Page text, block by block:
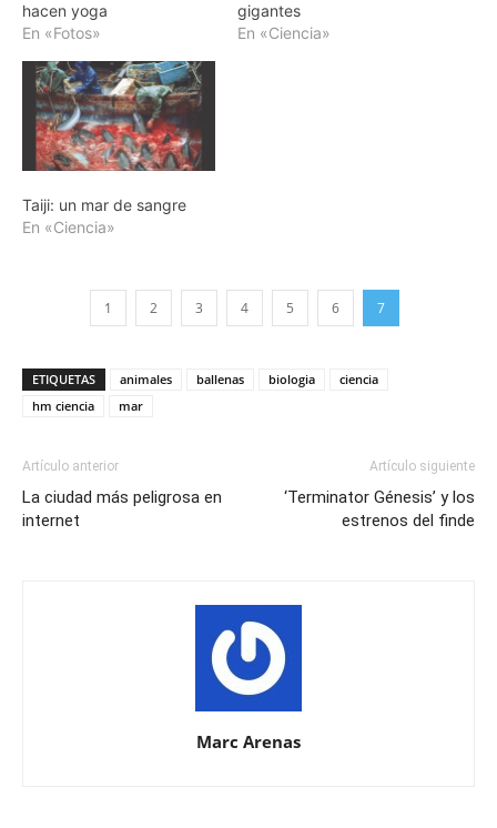
hacen yoga
En «Fotos»
gigantes
En «Ciencia»
Taiji: un mar de sangre
En «Ciencia»
1 2 3 4 5 6 7
ETIQUETAS animales ballenas biologia
ciencia
hm ciencia
mar
Artículo anterior
La ciudad más peligrosa en
internet
Artículo siguiente
‘Terminator Génesis’ y los
estrenos del finde
Marc Arenas